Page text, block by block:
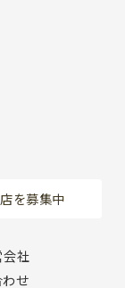
を募集中
会社
せ